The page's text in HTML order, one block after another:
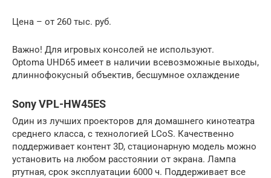
Цена – от 260 тыс. руб.
Важно! Для игровых консолей не используют.
Optoma UHD65 имеет в наличии всевозможные выходы,
длиннофокусный объектив, бесшумное охлаждение
Sony VPL-HW45ES
Один из лучших проекторов для домашнего кинотеатра
среднего класса, с технологией LCoS. Качественно
поддерживает контент 3D, стационарную модель можно
установить на любом расстоянии от экрана. Лампа
ртутная, срок эксплуатации 6000 ч. Поддерживает все